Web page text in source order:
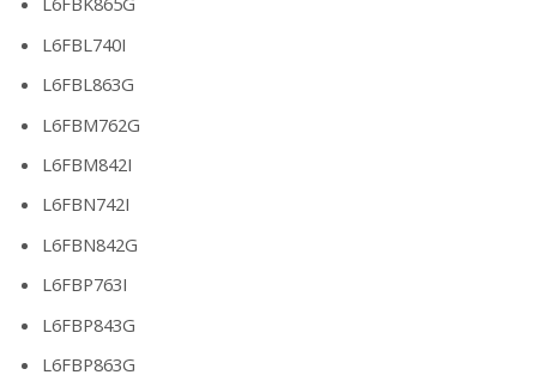
L6FBL740I
L6FBL863G
L6FBM762G
L6FBM842I
L6FBN742I
L6FBN842G
L6FBP763I
L6FBP843G
L6FBP863G